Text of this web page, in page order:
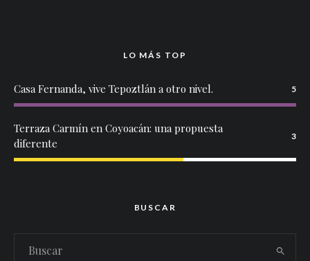
LO MÁS TOP
Casa Fernanda, vive Tepoztlán a otro nivel. 5
Terraza Carmín en Coyoacán: una propuesta
diferente
3
BUSCAR